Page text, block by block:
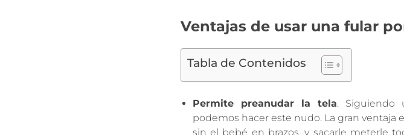
Ventajas de usar una fular
Tabla de Contenidos
Permite preanudar la tela. Siguiendo
podemos hacer este nudo. La gran ventaja
sin el bebé en brazos, y sacarle meterle